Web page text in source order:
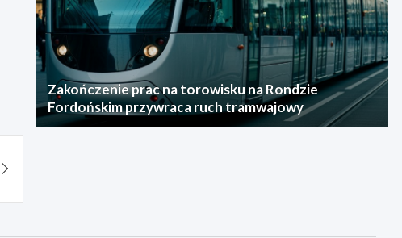
Zakończenie prac na torowisku na Rondzie
Fordońskim przywraca ruch tramwajowy